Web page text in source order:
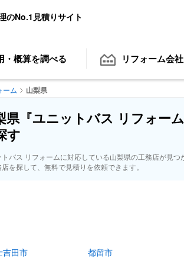
のNo.1見積りサイト
・概算を調べる リフォーム会社
ーム 山梨県
県『ユニットバス リフォー
す
トバス リフォームに対応している山梨県の工務店が見
を探して、無料で見積りを依頼できます。
吉田市 都留市